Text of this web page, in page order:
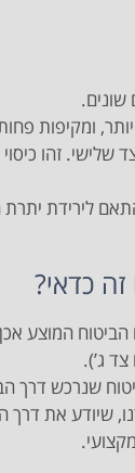
ומקיפות
שלישי. זהו
לירידת
כדאי?
המוצע
ג’).
שנרכש דרך
שיודע את דרך